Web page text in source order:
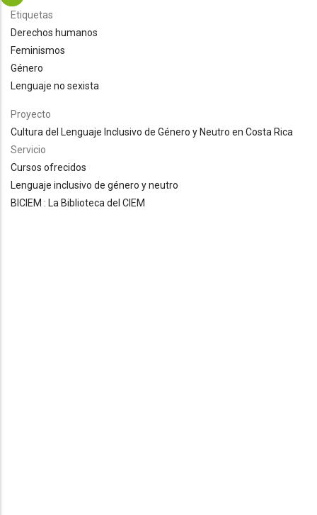
Etiquetas
Derechos humanos
Feminismos
Género
Lenguaje no sexista
Proyecto
Cultura del Lenguaje Inclusivo de Género y Neutro en Costa Rica
Servicio
Cursos ofrecidos
Lenguaje inclusivo de género y neutro
BICIEM : La Biblioteca del CIEM